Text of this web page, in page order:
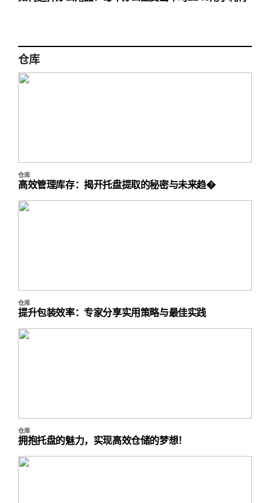
仓库
高效管理库存：揭开托盘提取的秘密与未来趋�
仓库
提升包装效率：专家分享实用策略与最佳实践
仓库
拥抱托盘的魅力，实现高效仓储的梦想！
仓库